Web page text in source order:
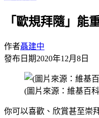
「歐規拜隨」能
作者聶建中
發布日期2020年12月8日
(圖片來源：維基百
你可以喜歡、欣賞甚至崇